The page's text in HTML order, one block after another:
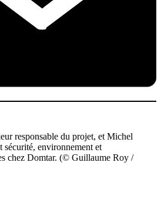
responsable du projet, et Michel
sécurité, environnement et
chez Domtar. (© Guillaume Roy /